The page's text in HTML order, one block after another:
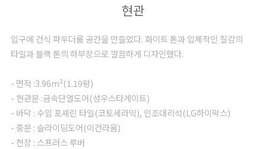
현관
입구에 건식 파우더룸 공간을 만들었다. 화이트 톤과 입체적인 질감의
타일과 블랙 톤의 하부장으로 깔끔하게 디자인했다.
- 면적 :3.96m²(1.19평)
- 현관문 :금속단열도어(성우스타게이트)
- 바닥 : 수입 포셰린 타일(코토세라믹), 인조대리석(LG하이막스)
- 중문 : 슬라이딩도어(이건라움)
- 천장 : 스프러스 루버